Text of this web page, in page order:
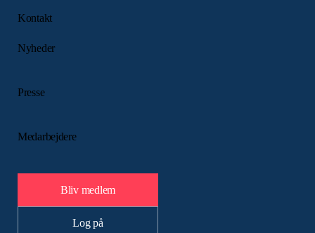
Kontakt
Nyheder
Presse
Medarbejdere
Bliv medlem
Log på